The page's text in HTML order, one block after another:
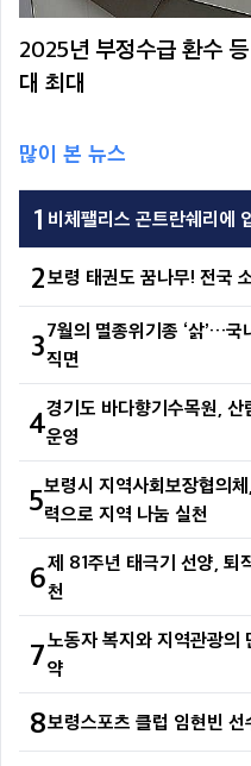
2025년 부정수급 환수
대 최대
많이 본 뉴스
1 비체팰리스 곤트란쉐리에
2보령 태권도 꿈나무! 전국
37월의 멸종위기종 ‘삵’…
직면
4경기도 바다향기수목원,
운영
5보령시 지역사회보장협의
력으로 지역 나눔 실천
6제 81주년 태극기 선양, 퇴
천
7노동자 복지와 지역관광
약
8보령스포츠 클럽 임현빈